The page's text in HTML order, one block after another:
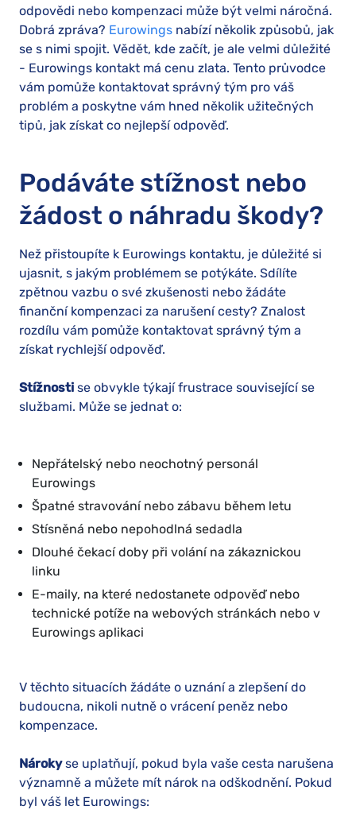
odpovědi nebo kompenzaci může být velmi náročná.
Dobrá zpráva? Eurowings nabízí několik způsobů, jak
se s nimi spojit. Vědět, kde začít, je ale velmi důležité
- Eurowings kontakt má cenu zlata. Tento průvodce
vám pomůže kontaktovat správný tým pro váš
problém a poskytne vám hned několik užitečných
tipů, jak získat co nejlepší odpověď.
Podáváte stížnost nebo
žádost o náhradu škody?
Než přistoupíte k Eurowings kontaktu, je důležité si
ujasnit, s jakým problémem se potýkáte. Sdílíte
zpětnou vazbu o své zkušenosti nebo žádáte
finanční kompenzaci za narušení cesty? Znalost
rozdílu vám pomůže kontaktovat správný tým a
získat rychlejší odpověď.
Stížnosti se obvykle týkají frustrace související se
službami. Může se jednat o:
Nepřátelský nebo neochotný personál
Eurowings
Špatné stravování nebo zábavu během letu
Stísněná nebo nepohodlná sedadla
Dlouhé čekací doby při volání na zákaznickou
linku
E-maily, na které nedostanete odpověď nebo
technické potíže na webových stránkách nebo v
Eurowings aplikaci
V těchto situacích žádáte o uznání a zlepšení do
budoucna, nikoli nutně o vrácení peněz nebo
kompenzace.
Nárokyse uplatňují, pokud byla vaše cesta narušena
významně a můžete mít nárok na odškodnění. Pokud
byl váš let Eurowings: